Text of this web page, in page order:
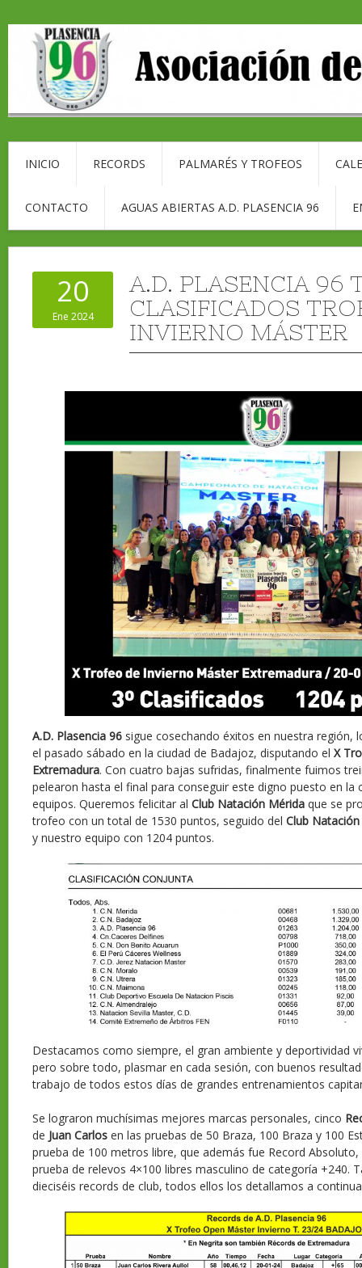
INICIO RECORDS PALMARÉS Y TROFEOS
CONTACTO AGUAS ABIERTAS A.D. PLASENCIA 96
20
Ene 2024
A.D. PLASENCIA 96
CLASIFICADOS
INVIERNO MÁSTER
A.D. Plasencia 96 sigue cosechando éxitos en nuestra región,
el pasado sábado en la ciudad de Badajoz, disputando el X
Extremadura. Con cuatro bajas sufridas, finalmente fuimos
pelearon hasta el final para conseguir este digno puesto en la
equipos. Queremos felicitar al Club Natación Mérida que se
trofeo con un total de 1530 puntos, seguido del Club
y nuestro equipo con 1204 puntos.
Destacamos como siempre, el gran ambiente y deportividad
pero sobre todo, plasmar en cada sesión, con buenos
trabajo de todos estos días de grandes entrenamientos
Se lograron muchísimas mejores marcas personales, cinco
de Juan Carlos en las pruebas de 50 Braza, 100 Braza y 100
prueba de 100 metros libre, que además fue Record
prueba de relevos 4×100 libres masculino de categoría +240.
dieciséis records de club, todos ellos los detallamos a